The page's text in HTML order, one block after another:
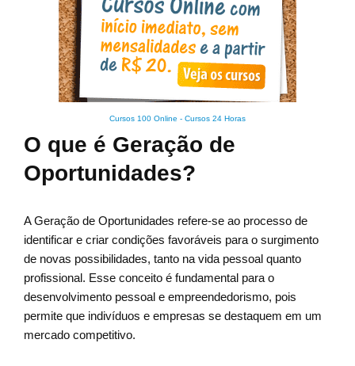
Cursos 100 Online - Cursos 24 Horas
O que é Geração de
Oportunidades?
A Geração de Oportunidades refere-se ao processo de
identificar e criar condições favoráveis para o surgimento
de novas possibilidades, tanto na vida pessoal quanto
profissional. Esse conceito é fundamental para o
desenvolvimento pessoal e empreendedorismo, pois
permite que indivíduos e empresas se destaquem em um
mercado competitivo.